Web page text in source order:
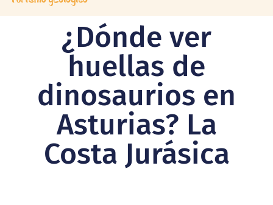
¿Dónde ver
huellas de
dinosaurios en
Asturias? La
Costa Jurásica